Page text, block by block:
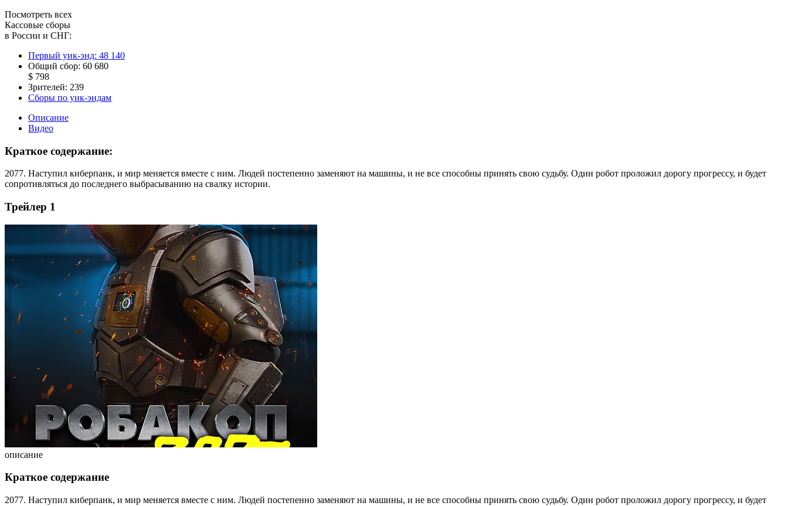
Посмотреть всех
Кассовые сборы
в России и СНГ:
Первый уик-энд: 48 140
Общий сбор: 60 680
$ 798
Зрителей: 239
Сборы по уик-эндам
Описание
Видео
Краткое содержание:
2077. Наступил киберпанк, и мир меняется вместе с ним. Людей постепенно заменяют на машины, и не все способны принять свою судьбу. Один робот проложил дорогу прогрессу, и будет
сопротивляться до последнего выбрасыванию на свалку истории.
Трейлер 1
описание
Краткое содержание
2077. Наступил киберпанк, и мир меняется вместе с ним. Людей постепенно заменяют на машины, и не все способны принять свою судьбу. Один робот проложил дорогу прогрессу, и будет